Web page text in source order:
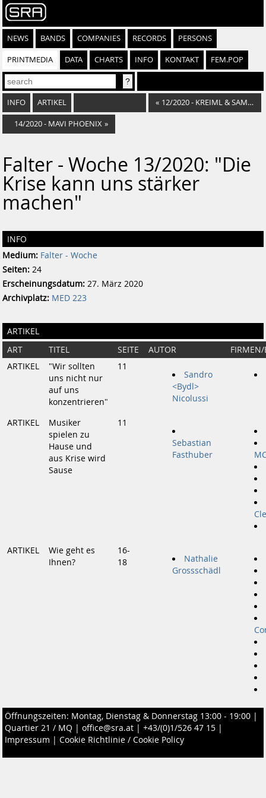
NEWS BANDS COMPANIES RECORDS PERSONS
PRINTMEDIA DATA CHARTS INFO KONTAKT FEM.POP
INFO ARTIKEL « 12/2020 - KREIML & SAMURAI
14/2020 - MAVI PHOENIX »
Falter - Woche 13/2020: "Die
Krise kann uns stärker
machen"
INFO
Medium: Falter - Woche
Seiten: 24
Erscheinungsdatum: 27. März 2020
Archivplatz: MED 223
ARTIKEL
ART TITEL SEITE AUTOR
ARTIKEL
"Wir sollten
uns nicht nur
auf uns
konzentrieren"
11
Sandro
<Bydl>
Nicolussi
ARTIKEL
Musiker
spielen zu
Hause und
aus Krise wird
Sause
11
Sebastian
Fasthuber
ARTIKEL
Wie geht es
Ihnen?
16-
18
Nathalie
Grossschädl
Öffnungszeiten: Montag, Dienstag & Donnerstag 13:00 - 19:00 |
Quartier 21 / MQ | office@sra.at | +43/(0)1/526 47 15 |
Impressum | Cookie Richtlinie / Cookie Policy